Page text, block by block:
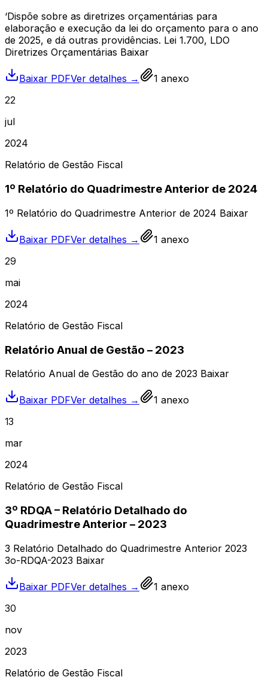
‘Dispõe sobre as diretrizes orçamentárias para
elaboração e execução da lei do orçamento para o ano
de 2025, e dá outras providências. Lei 1.700, LDO
Diretrizes Orçamentárias Baixar
Baixar PDFVer detalhes → 1 anexo
22
jul
2024
Relatório de Gestão Fiscal
1º Relatório do Quadrimestre Anterior de 2024
1º Relatório do Quadrimestre Anterior de 2024 Baixar
Baixar PDFVer detalhes → 1 anexo
29
mai
2024
Relatório de Gestão Fiscal
Relatório Anual de Gestão – 2023
Relatório Anual de Gestão do ano de 2023 Baixar
Baixar PDFVer detalhes → 1 anexo
13
mar
2024
Relatório de Gestão Fiscal
3º RDQA – Relatório Detalhado do
Quadrimestre Anterior – 2023
3 Relatório Detalhado do Quadrimestre Anterior 2023
3o-RDQA-2023 Baixar
Baixar PDFVer detalhes → 1 anexo
30
nov
2023
Relatório de Gestão Fiscal